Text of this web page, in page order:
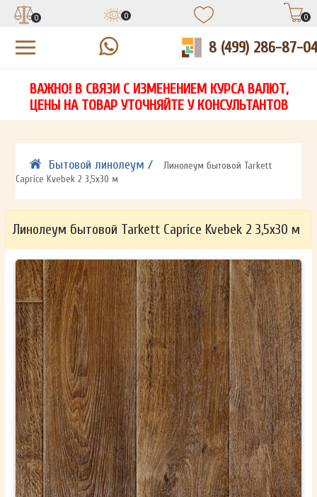
НА
СВЯЖЕТСЯ С ВАМИ В ТЕЧЕНИЕ 15 МИНУТ
ОТПРАВИТЬ
Ваши данные не будут переданы третьим лицам
ЗАПОЛНИТЕ ФОРМУ И НАШ МЕНЕДЖЕР
СВЯЖЕТСЯ С ВАМИ В ТЕЧЕНИЕ 15 МИНУТ
ОТПРАВИТЬ
Ваши данные не будут переданы третьим лицам
ЗАПОЛНИТЕ ФОРМУ И НАШ МЕНЕДЖЕР
СВЯЖЕТСЯ С ВАМИ В ТЕЧЕНИЕ 15 МИНУТ
ОТПРАВИТЬ
Ваши данные не будут переданы третьим лицам
0 0 0
8 (499) 286-87-04
ВАЖНО! В СВЯЗИ С ИЗМЕНЕНИЕМ КУРСА ВАЛЮТ,
ЦЕНЫ НА ТОВАР УТОЧНЯЙТЕ У КОНСУЛЬТАНТОВ
Бытовой линолеум /
Линолеум бытовой Tarkett
Caprice Kvebek 2 3,5х30 м
Линолеум бытовой Tarkett Caprice Kvebek 2 3,5х30 м